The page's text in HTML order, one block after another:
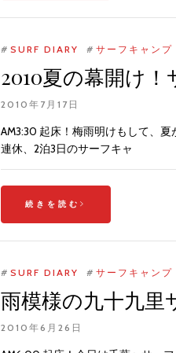
# SURF DIARY # サーフキャンプ
2010夏の幕開け！
2010年7月17日
AM3:30 起床！梅雨明けもして、
連休、2泊3日のサーフキャ
続きを読む
# SURF DIARY # サーフキャンプ
雨模様の九十九里
2010年6月26日